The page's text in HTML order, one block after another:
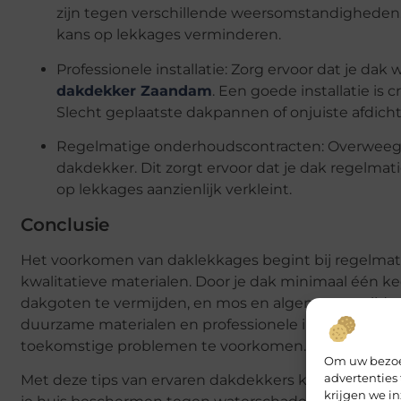
Om uw
advertenties
krijgen we
zijn tegen verschillende
kans op lekkages verminderen.
Professionele installatie: Zorg ervoor dat je
dakdekker Zaandam. Een goede installatie is
Slecht geplaatste dakpannen of onjuiste
Regelmatige onderhoudscontracten:
dakdekker. Dit zorgt ervoor dat je dak
op lekkages aanzienlijk verkleint.
Conclusie
Het voorkomen van daklekkages begint bij
kwalitatieve materialen. Door je dak minimaal één
dakgoten te vermijden, en mos en algen te
duurzame materialen en professionele installatie
toekomstige problemen te voorkomen.
Met deze tips van ervaren dakdekkers kun je